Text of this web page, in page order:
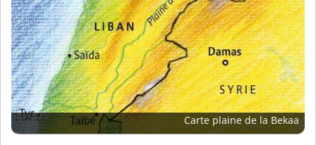
Carte plaine de la Bekaa